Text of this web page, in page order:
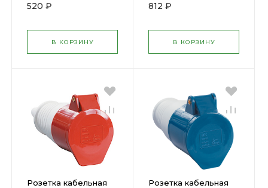
520 ₽
В КОРЗИНУ
812 ₽
В КОРЗИНУ
Розетка кабельная
Розетка кабельная